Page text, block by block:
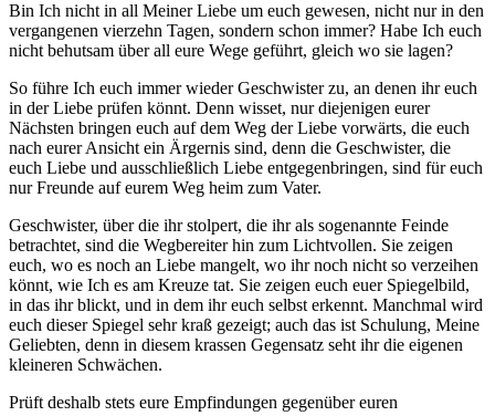
Bin Ich nicht in all Meiner Liebe um euch gewesen, nicht nur in den
vergangenen vierzehn Tagen, sondern schon immer? Habe Ich euch
nicht behutsam über all eure Wege geführt, gleich wo sie lagen?
So führe Ich euch immer wieder Geschwister zu, an denen ihr euch
in der Liebe prüfen könnt. Denn wisset, nur diejenigen eurer
Nächsten bringen euch auf dem Weg der Liebe vorwärts, die euch
nach eurer Ansicht ein Ärgernis sind, denn die Geschwister, die
euch Liebe und ausschließlich Liebe entgegenbringen, sind für euch
nur Freunde auf eurem Weg heim zum Vater.
Geschwister, über die ihr stolpert, die ihr als sogenannte Feinde
betrachtet, sind die Wegbereiter hin zum Lichtvollen. Sie zeigen
euch, wo es noch an Liebe mangelt, wo ihr noch nicht so verzeihen
könnt, wie Ich es am Kreuze tat. Sie zeigen euch euer Spiegelbild,
in das ihr blickt, und in dem ihr euch selbst erkennt. Manchmal wird
euch dieser Spiegel sehr kraß gezeigt; auch das ist Schulung, Meine
Geliebten, denn in diesem krassen Gegensatz seht ihr die eigenen
kleineren Schwächen.
Prüft deshalb stets eure Empfindungen gegenüber euren